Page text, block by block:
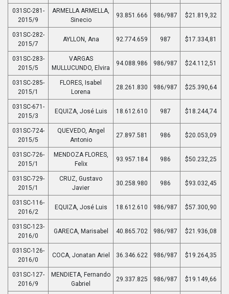
031SC-281-
2015/9
ARMELLA ARMELLA,
Sinecio
93.851.666 986/987 $21.819,32
031SC-282-
2015/7
AYLLON, Ana 92.774.659 987 $17.334,81
031SC-283-
2015/5
VARGAS
MULLUCUNDO, Elvira
94.088.986 986/987 $24.112,51
031SC-285-
2015/1
FLORES, Isabel
Lorena
28.261.830 986/987 $25.390,64
031SC-671-
2015/3
EQUIZA, José Luis 18.612.610 987 $18.244,74
031SC-724-
2015/5
QUEVEDO, Angel
Antonio
27.897.581 986 $20.053,09
031SC-726-
2015/1
MENDOZA FLORES,
Felix
93.957.184 986 $50.232,25
031SC-729-
2015/1
CRUZ, Gustavo
Javier
30.258.980 986 $93.032,45
031SC-116-
2016/2
EQUIZA, José Luis 18.612.610 986/987 $57.300,90
031SC-123-
2016/0
GARECA, Marisabel 40.865.702 986/987 $21.936,08
031SC-126-
2016/0
COCA, Jonatan Ariel 36.346.622 986/987 $19.264,35
031SC-127-
2016/9
MENDIETA, Fernando
Gabriel
29.337.825 986/987 $19.149,66